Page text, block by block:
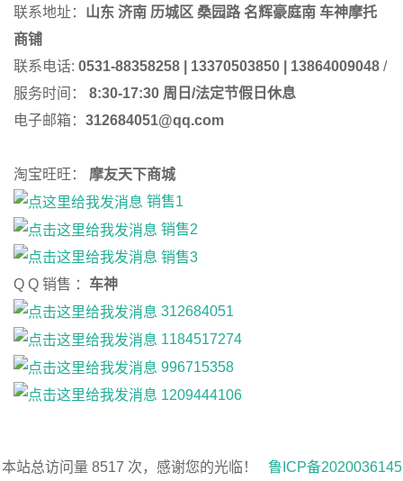
联系地址： 山东 济南 历城区 桑园路 名辉豪庭南 车神摩托
商铺
联系电话: 0531-88358258 | 13370503850 | 13864009048 /
服务时间：
8:30-17:30 周日/法定节假日休息
电子邮箱： 312684051@qq.com
淘宝旺旺： 摩友天下商城
销售1
销售2
销售3
Q Q 销售 ： 车神
312684051
1184517274
996715358
1209444106
本站总访问量 8517 次 ，感谢您的光临！ 鲁ICP备2020036145